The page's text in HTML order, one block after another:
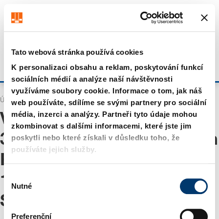
Tato webová stránka používá cookies
K personalizaci obsahu a reklam, poskytování funkcí
sociálních médií a analýze naší návštěvnosti
využíváme soubory cookie. Informace o tom, jak náš
web používáte, sdílíme se svými partnery pro sociální
média, inzerci a analýzy. Partneři tyto údaje mohou
zkombinovat s dalšími informacemi, které jste jim
poskytli nebo které získali v důsledku toho, že
používáte jejich služby.
V
b
Nutné
Preferenční
Získejte až 7% slevu – klikněte zde pro více informací
Přihlásit se
Úvodní stránka Vyhledávání
Výsledky pro "WA 0859
3970 0884 Harga Borongan
Renovasi Rumah Ukuran
10x15 Murah Jebres
Surakarta
Vypadá to že prohlížíte z US. Chcete navštívit náš obchod
US?